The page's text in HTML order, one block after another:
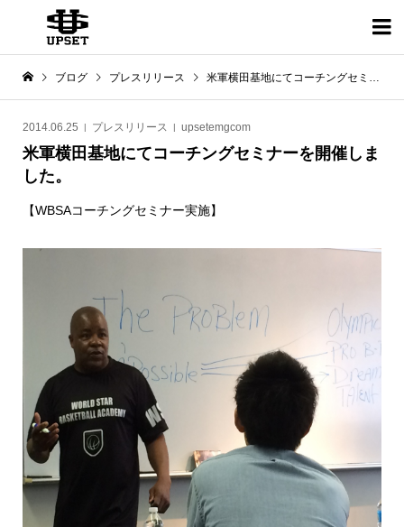

ブログ プレスリリース 米軍横田基地にてコーチングセミナーを開催しました。
2014.06.25 プレスリリース upsetemgcom
米軍横田基地にてコーチングセミナーを開催しま
した。
【WBSAコーチングセミナー実施】